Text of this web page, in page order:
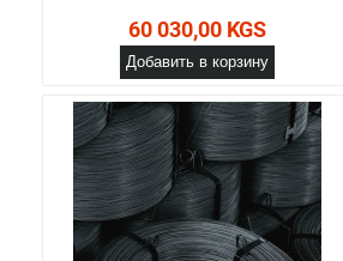
60 030,00 KGS
Добавить в корзину